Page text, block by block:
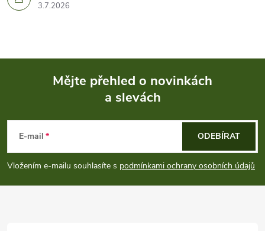
3.7.2026
p
Mějte přehled o novinkách
a slevách
E-mail
Vložením e-mailu souhlasíte s podmínkami ochrany osobních údajů
ODEBÍRAT